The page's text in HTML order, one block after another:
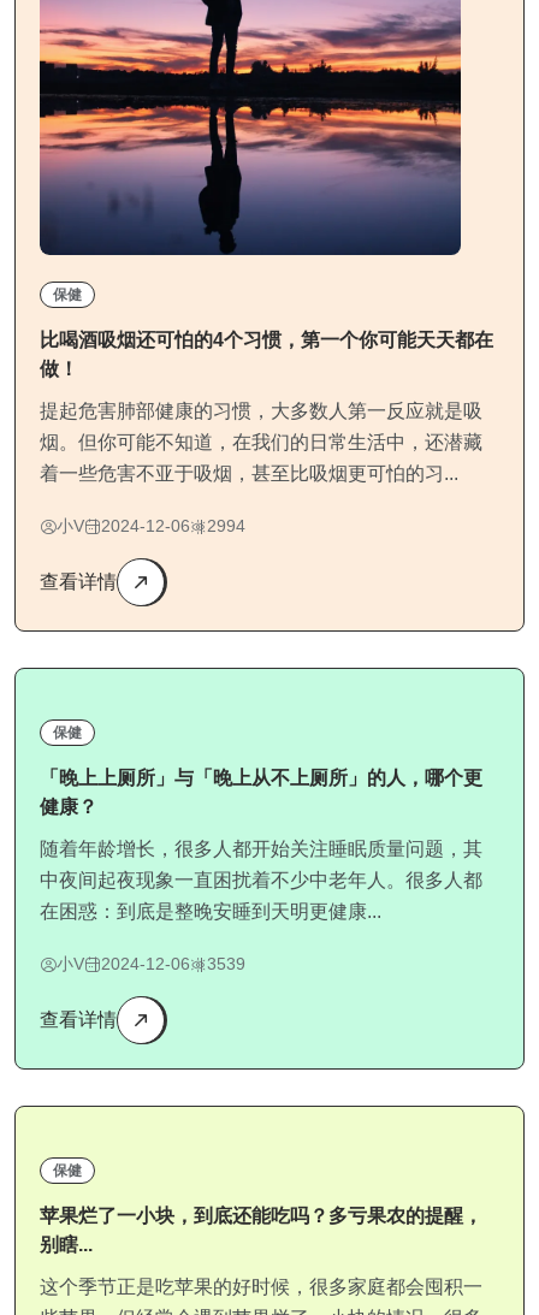
保健
比喝酒吸烟还可怕的4个习惯，第一个你可能天天都在
做！
提起危害肺部健康的习惯，大多数人第一反应就是吸
烟。但你可能不知道，在我们的日常生活中，还潜藏
着一些危害不亚于吸烟，甚至比吸烟更可怕的习...
小V 2024-12-06 2994
查看详情
保健
「晚上上厕所」与「晚上从不上厕所」的人，哪个更
健康？
随着年龄增长，很多人都开始关注睡眠质量问题，其
中夜间起夜现象一直困扰着不少中老年人。很多人都
在困惑：到底是整晚安睡到天明更健康...
小V 2024-12-06 3539
查看详情
保健
苹果烂了一小块，到底还能吃吗？多亏果农的提醒，
别瞎...
这个季节正是吃苹果的好时候，很多家庭都会囤积一